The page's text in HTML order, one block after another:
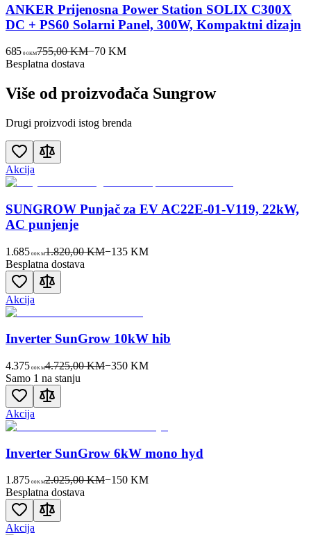
ANKER Prijenosna Power Station SOLIX C300X
DC + PS60 Solarni Panel, 300W, Kompaktni dizajn
685 00KM755,00 KM−70 KM
Besplatna dostava
Više od proizvođača Sungrow
Drugi proizvodi istog brenda
Akcija
SUNGROW Punjač za EV AC22E-01-V119, 22kW,
AC punjenje
1.685 00KM1.820,00 KM−135KM
Besplatna dostava
Akcija
Inverter SunGrow 10kW hib
4.375 00KM4.725,00 KM−350KM
Samo 1 na stanju
Akcija
Inverter SunGrow 6kW mono hyd
1.875 00KM2.025,00 KM−150KM
Besplatna dostava
Akcija